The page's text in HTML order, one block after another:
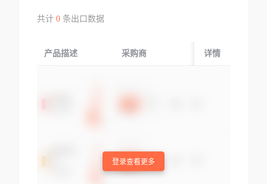
共计 0条出口数据
产品描述 采购商 起运国/地区
详情
登录查看更多